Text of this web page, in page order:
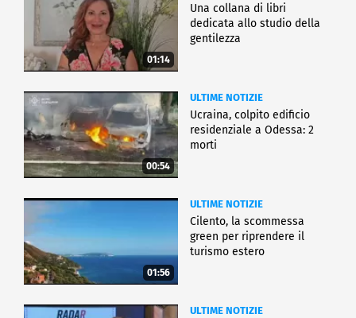
01:14
Una collana di libri
dedicata allo studio della
gentilezza
00:54
ULTIME NOTIZIE
Ucraina, colpito edificio
residenziale a Odessa: 2
morti
01:56
ULTIME NOTIZIE
Cilento, la scommessa
green per riprendere il
turismo estero
ULTIME NOTIZIE